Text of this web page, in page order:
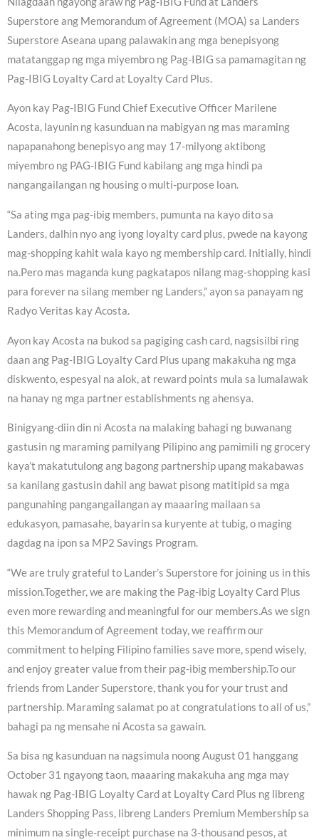
Superstore ang Memorandum of Agreement (MOA) sa Landers
Superstore Aseana upang palawakin ang mga benepisyong
matatanggap ng mga miyembro ng Pag-IBIG sa pamamagitan ng
Pag-IBIG Loyalty Card at Loyalty Card Plus.
Ayon kay Pag-IBIG Fund Chief Executive Officer Marilene
Acosta, layunin ng kasunduan na mabigyan ng mas maraming
napapanahong benepisyo ang may 17-milyong aktibong
miyembro ng PAG-IBIG Fund kabilang ang mga hindi pa
nangangailangan ng housing o multi-purpose loan.
“Sa ating mga pag-ibig members, pumunta na kayo dito sa
Landers, dalhin nyo ang iyong loyalty card plus, pwede na kayong
mag-shopping kahit wala kayo ng membership card. Initially, hindi
na.Pero mas maganda kung pagkatapos nilang mag-shopping kasi
para forever na silang member ng Landers,” ayon sa panayam ng
Radyo Veritas kay Acosta.
Ayon kay Acosta na bukod sa pagiging cash card, nagsisilbi ring
daan ang Pag-IBIG Loyalty Card Plus upang makakuha ng mga
diskwento, espesyal na alok, at reward points mula sa lumalawak
na hanay ng mga partner establishments ng ahensya.
Binigyang-diin din ni Acosta na malaking bahagi ng buwanang
gastusin ng maraming pamilyang Pilipino ang pamimili ng grocery
kaya’t makatutulong ang bagong partnership upang makabawas
sa kanilang gastusin dahil ang bawat pisong matitipid sa mga
pangunahing pangangailangan ay maaaring mailaan sa
edukasyon, pamasahe, bayarin sa kuryente at tubig, o maging
dagdag na ipon sa MP2 Savings Program.
“We are truly grateful to Lander’s Superstore for joining us in this
mission.Together, we are making the Pag-ibig Loyalty Card Plus
even more rewarding and meaningful for our members.As we sign
this Memorandum of Agreement today, we reaffirm our
commitment to helping Filipino families save more, spend wisely,
and enjoy greater value from their pag-ibig membership.To our
friends from Lander Superstore, thank you for your trust and
partnership. Maraming salamat po at congratulations to all of us,”
bahagi pa ng mensahe ni Acosta sa gawain.
Sa bisa ng kasunduan na nagsimula noong August 01 hanggang
October 31 ngayong taon, maaaring makakuha ang mga may
hawak ng Pag-IBIG Loyalty Card at Loyalty Card Plus ng libreng
Landers Shopping Pass, libreng Landers Premium Membership sa
minimum na single-receipt purchase na 3-thousand pesos, at